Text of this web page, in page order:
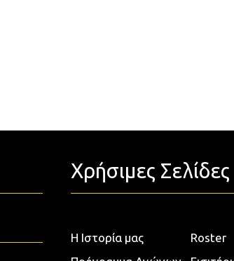
Χρήσιμες Σελίδες
Η Ιστορία μας
Roster